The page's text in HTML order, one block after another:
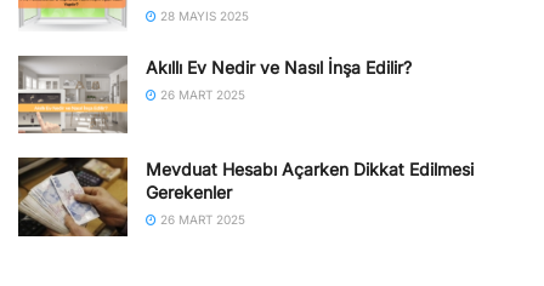
28 MAYIS 2025
Akıllı Ev Nedir ve Nasıl İnşa Edilir?
26 MART 2025
Mevduat Hesabı Açarken Dikkat Edilmesi
Gerekenler
26 MART 2025